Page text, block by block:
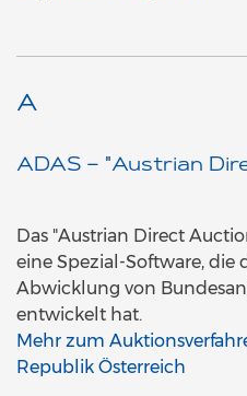
A
ADAS – "Austrian
Das "Austrian Direct
eine Spezial-Software, die
Abwicklung von
entwickelt hat.
Mehr zum
Republik Österreich